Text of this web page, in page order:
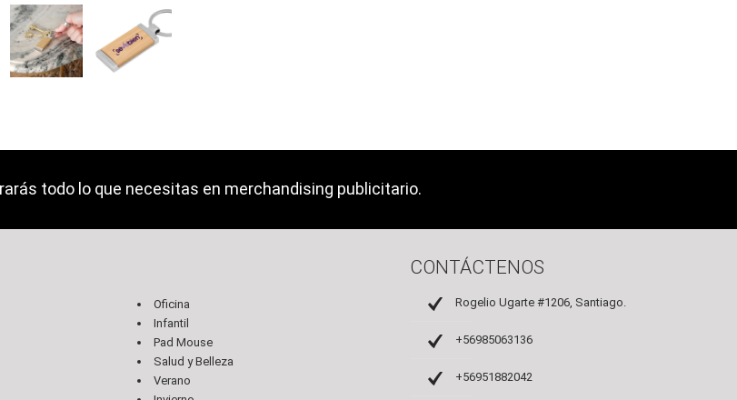
todo lo que necesitas en merchandising publicitario.
Oficina
Infantil
Pad Mouse
Salud y Belleza
Verano
CONTÁCTENOS
Rogelio Ugarte #1206, Santiago.
+56985063136
+56951882042